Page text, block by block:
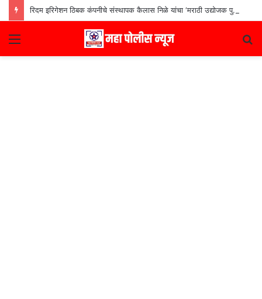
रिदम इरिगेशन ठिबक कंपनीचे संस्थापक कैलास निळे यांचा ‘मराठी उद्योजक पुरस्कार
Menu